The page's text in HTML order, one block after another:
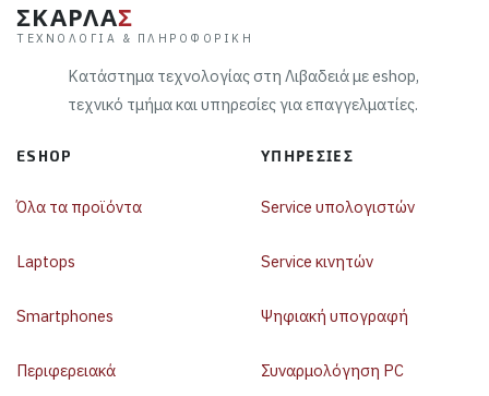
ΣΚΑΡΛΑΣ
ΤΕΧΝΟΛΟΓΊΑ & ΠΛΗΡΟΦΟΡΙΚΉ
Κατάστημα τεχνολογίας στη Λιβαδειά με eshop,
τεχνικό τμήμα και υπηρεσίες για επαγγελματίες.
ESHOP
Όλα τα προϊόντα
Laptops
Smartphones
Περιφερειακά
ΥΠΗΡΕΣΊΕΣ
Service υπολογιστών
Service κινητών
Ψηφιακή υπογραφή
Συναρμολόγηση PC